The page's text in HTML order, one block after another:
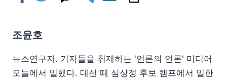
조윤호
뉴스연구자. 기자들을 취재하는 '언론의 언론' 미디어
오늘에서 일했다. 대선 때 심상정 후보 캠프에서 일한